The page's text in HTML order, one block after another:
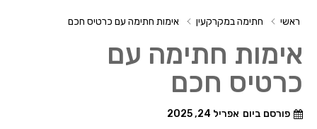
ראשי חתימה במקרקעין אימות חתימה עם כרטיס חכם
אימות חתימה עם
כרטיס חכם
פורסם ביום אפריל 24, 2025